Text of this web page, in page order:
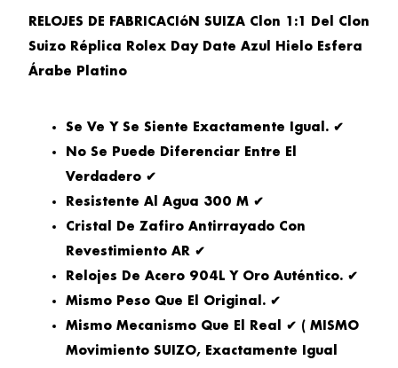
RELOJES DE FABRICACIóN SUIZA Clon 1:1 Del Clon
Suizo Réplica Rolex Day Date Azul Hielo Esfera
Árabe Platino
Se Ve Y Se Siente Exactamente Igual. ✔
No Se Puede Diferenciar Entre El
Verdadero ✔
Resistente Al Agua 300 M ✔
Cristal De Zafiro Antirrayado Con
Revestimiento AR ✔
Relojes De Acero 904L Y Oro Auténtico. ✔
Mismo Peso Que El Original. ✔
Mismo Mecanismo Que El Real ✔ ( MISMO
Movimiento SUIZO, Exactamente Igual